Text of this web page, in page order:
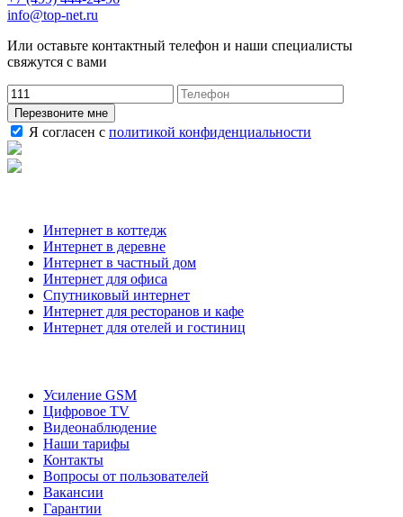
info@top-net.ru
Или оставьте контактный телефон и наши специалисты
свяжутся с вами
Перезвоните мне
Я согласен с политикой конфиденциальности
Интернет в коттедж
Интернет в деревне
Интернет в частный дом
Интернет для офиса
Спутниковый интернет
Интернет для ресторанов и кафе
Интернет для отелей и гостиниц
Усиление GSM
Цифровое TV
Видеонаблюдение
Наши тарифы
Контакты
Вопросы от пользователей
Вакансии
Гарантии